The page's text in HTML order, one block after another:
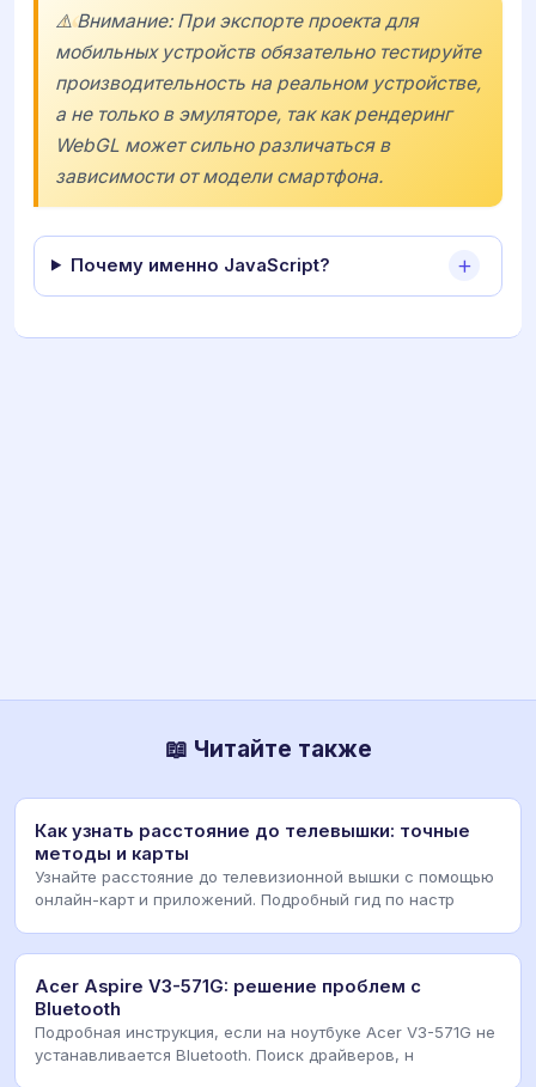
⚠️ Внимание: При экспорте проекта для
мобильных устройств обязательно тестируйте
производительность на реальном устройстве,
а не только в эмуляторе, так как рендеринг
WebGL может сильно различаться в
зависимости от модели смартфона.
Почему именно JavaScript?
📖 Читайте также
Как узнать расстояние до телевышки: точные
методы и карты
Узнайте расстояние до телевизионной вышки с помощью
онлайн-карт и приложений. Подробный гид по настр
Acer Aspire V3-571G: решение проблем с
Bluetooth
Подробная инструкция, если на ноутбуке Acer V3-571G не
устанавливается Bluetooth. Поиск драйверов, н